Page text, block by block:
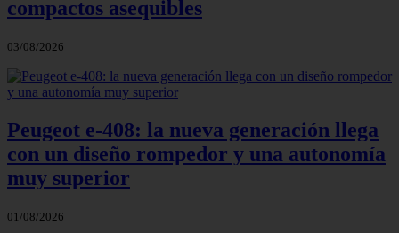
compactos asequibles
03/08/2026
Peugeot e-408: la nueva generación llega
con un diseño rompedor y una autonomía
muy superior
01/08/2026